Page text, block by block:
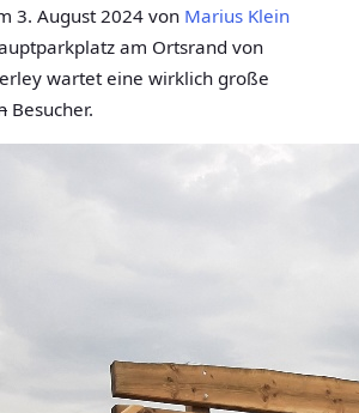
3. August 2024 von Marius Klein
am Ortsrand von
wartet eine wirklich große
Besucher.